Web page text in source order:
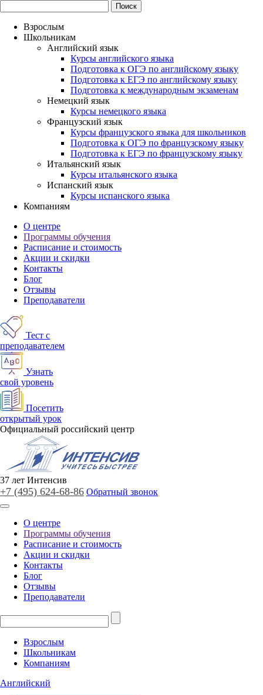
Взрослым
Школьникам
Английский язык
Курсы английского языка
Подготовка к ОГЭ по английскому языку
Подготовка к ЕГЭ по английскому языку
Подготовка к международным экзаменам
Немецкий язык
Курсы немецкого языка
Французский язык
Курсы французского языка для школьников
Подготовка к ОГЭ по французскому языку
Подготовка к ЕГЭ по французскому языку
Итальянский язык
Курсы итальянского языка
Испанский язык
Курсы испанского языка
Компаниям
О центре
Программы обучения
Расписание и стоимость
Акции и скидки
Контакты
Блог
Отзывы
Преподаватели
Тест с
преподавателем
Узнать
свой уровень
Посетить
открытый урок
Официальный российский центр
37 лет Интенсив
+7 (495) 624-68-86 Обратный звонок
О центре
Программы обучения
Расписание и стоимость
Акции и скидки
Контакты
Блог
Отзывы
Преподаватели
Взрослым
Школьникам
Компаниям
Английский